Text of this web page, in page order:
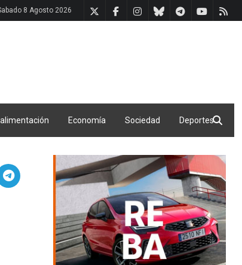
8 Agosto 2026
Economía Sociedad Deportes